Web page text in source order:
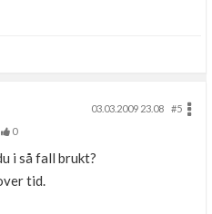
03.03.2009 23.08
#5
0
i så fall brukt?
tid.